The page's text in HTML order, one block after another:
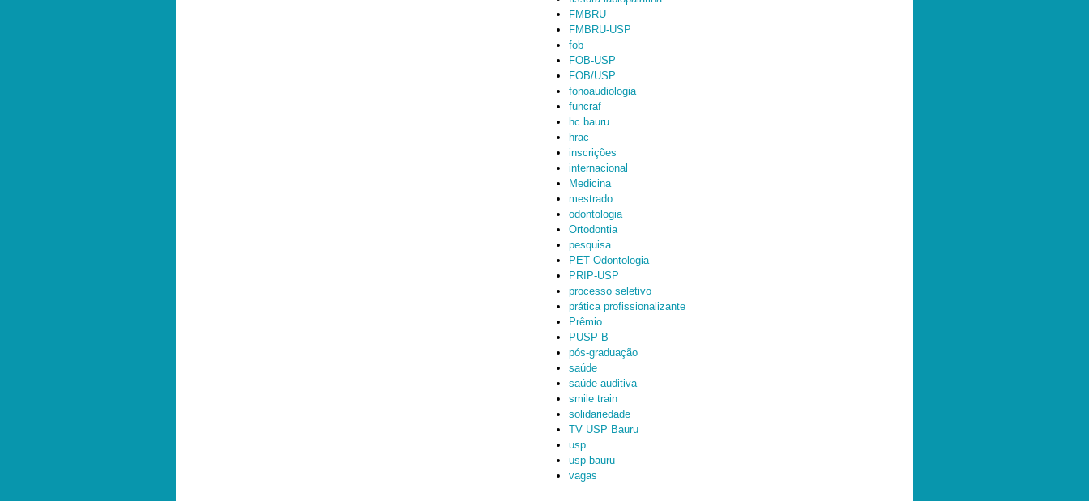
FMBRU
FMBRU-USP
fob
FOB-USP
FOB/USP
fonoaudiologia
funcraf
hc bauru
hrac
inscrições
internacional
Medicina
mestrado
odontologia
Ortodontia
pesquisa
PET Odontologia
PRIP-USP
processo seletivo
prática profissionalizante
Prêmio
PUSP-B
pós-graduação
saúde
saúde auditiva
smile train
solidariedade
TV USP Bauru
usp
usp bauru
vagas